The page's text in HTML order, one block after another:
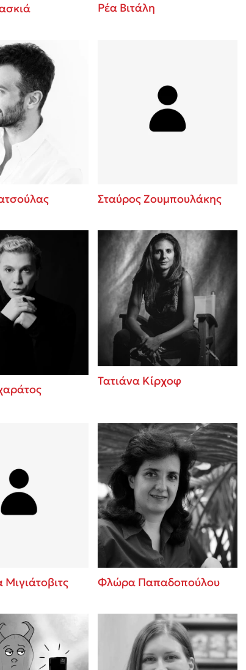
Ρέα Βιτάλη
Σταύρος Ζουμπουλάκης
Τατιάνα Κίρχοφ
Μιγιάτοβιτς Φλώρα Παπαδοπούλου